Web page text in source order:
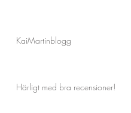
KaiMartinblogg
Härligt med bra recensioner!